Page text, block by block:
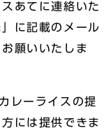
あてに連絡いた
に記載のメール
願いいたしま
レーライスの提
には提供できま